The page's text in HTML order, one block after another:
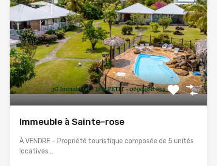
Immeuble à Sainte-rose
À VENDRE – Propriété touristique composée de 5 unités
locatives…